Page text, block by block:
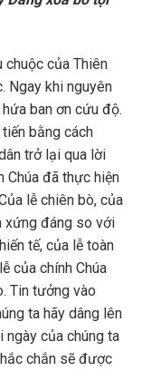
chuộc của Thiên
Ngay khi nguyên
ban ơn cứu độ.
bằng cách
trở lại qua lời
Chúa đã thực hiện
lễ chiên bò, của
xứng đáng so với
tế, của lễ toàn
của chính Chúa
Tin tưởng vào
ta hãy dâng lên
ngày của chúng ta
chắn sẽ được